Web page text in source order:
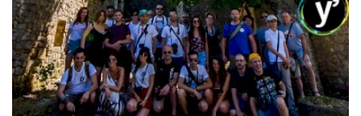
La Community
Territorio
Il Fondatore